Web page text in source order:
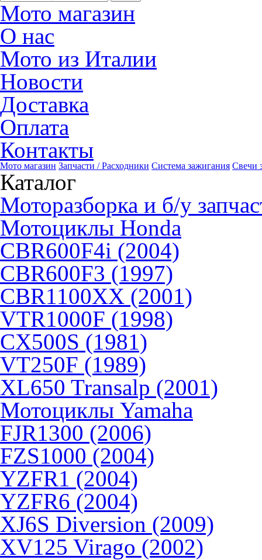
Мото магазин
О нас
Мото из Италии
Новости
Доставка
Оплата
Контакты
Мото магазин Запчасти / Расходники Система зажигания Свечи
Каталог
Моторазборка и б/у
Мотоциклы Honda
CBR600F4i (2004)
CBR600F3 (1997)
CBR1100XX (2001)
VTR1000F (1998)
CX500S (1981)
VT250F (1989)
XL650 Transalp (2001)
Мотоциклы Yamaha
FJR1300 (2006)
FZS1000 (2004)
YZFR1 (2004)
YZFR6 (2004)
XJ6S Diversion (2009)
XV125 Virago (2002)